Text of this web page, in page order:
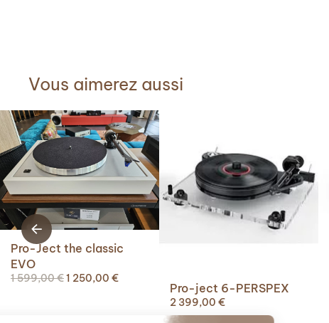
Vous aimerez aussi
Pro-Ject the classic
EVO
1 599,00€Le
1 250,00 €Le
Pro-ject 6-PERSPEX
2 399,00 €